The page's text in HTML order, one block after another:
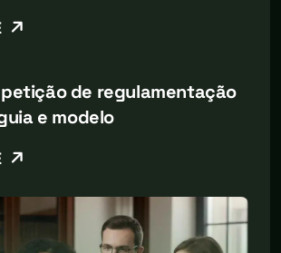
de regulamentação
e modelo